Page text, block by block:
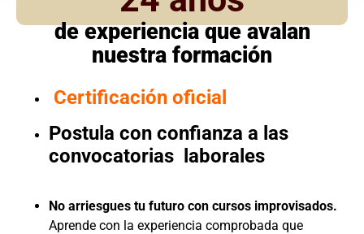
de experiencia que avalan
nuestra formación
Certificación oficial
Postula con confianza a las
convocatorias laborales
No arriesgues tu futuro con cursos improvisados.
Aprende con la experiencia comprobada que